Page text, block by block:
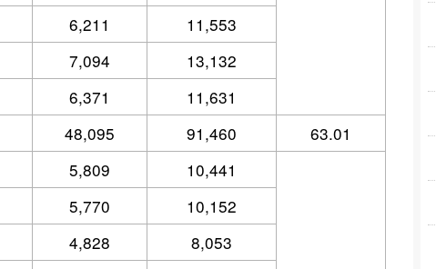
6,211
11,553
7,094
13,132
6,371
11,631
48,095 91,460
63.01
5,809
10,441
5,770
10,152
4,828
8,053